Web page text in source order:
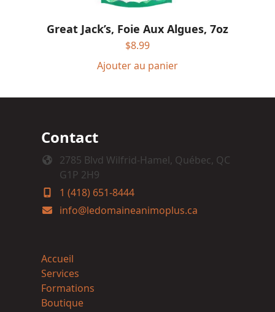
Great Jack’s, Foie Aux Algues, 7oz
$8.99
Ajouter au panier
Contact
2785 Blvd Wilfrid-Hamel, Québec, QC
G1P 2H9
1 (418) 651-8444
info@ledomaineanimoplus.ca
Accueil
Services
Formations
Boutique